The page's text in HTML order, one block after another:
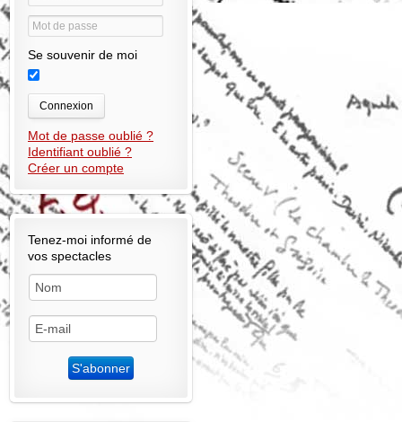
Se souvenir de moi
Connexion
Mot de passe oublié ?
Identifiant oublié ?
Créer un compte
Tenez-moi informé de
vos spectacles